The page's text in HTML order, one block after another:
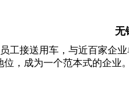
无
工接送用车，与近百家企
，成为一个范本式的企业。